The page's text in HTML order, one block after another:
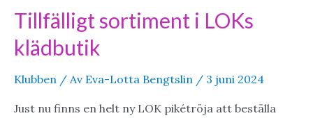
Tillfälligt sortiment i LOKs
klädbutik
Klubben / Av Eva-Lotta Bengtslin / 3 juni 2024
Just nu finns en helt ny LOK pikétröja att beställa